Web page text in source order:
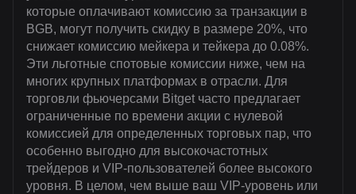
которые оплачивают комиссию за транзакции в
BGB, могут получить скидку в размере 20%, что
снижает комиссию мейкера и тейкера до 0.08%.
Эти льготные спотовые комиссии ниже, чем на
многих крупных платформах в отрасли. Для
торговли фьючерсами Bitget часто предлагает
ограниченные по времени акции с нулевой
комиссией для определенных торговых пар, что
особенно выгодно для высокочастотных
трейдеров и VIP-пользователей более высокого
уровня. В целом, чем выше ваш VIP-уровень или